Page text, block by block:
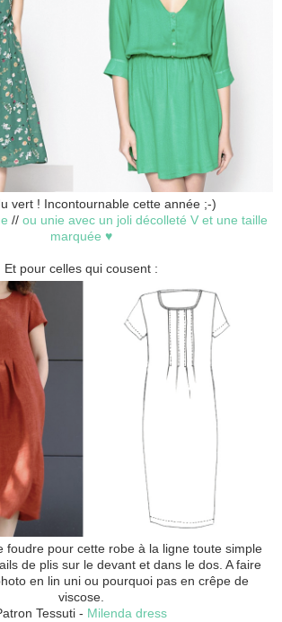
vert ! Incontournable cette année ;-)
// ou unie avec un joli décolleté V et une taille
marquée ♥
Et pour celles qui cousent :
foudre pour cette robe à la ligne toute simple
de plis sur le devant et dans le dos. A faire
en lin uni ou pourquoi pas en crêpe de
viscose.
Tessuti - Milenda dress